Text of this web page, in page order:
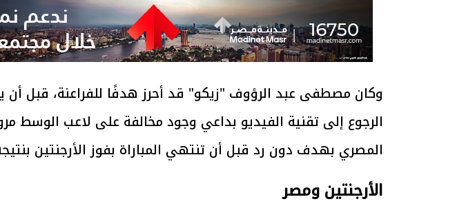
وكان مصطفى عبد الرؤوف "زيكو" قد أحرز هدفًا للفراعنة، قبل أن
الرجوع إلى تقنية الفيديو بداعي وجود مخالفة على لاعب الوسط
المصري بهدف دون رد قبل أن تنتهي المباراة بفوز الأرجنتين بنتيجة 3-
الأرجنتين ومصر